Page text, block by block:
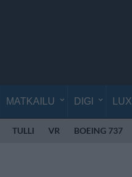
MATKAILU DIGI LUX
TULLI VR BOEING 737